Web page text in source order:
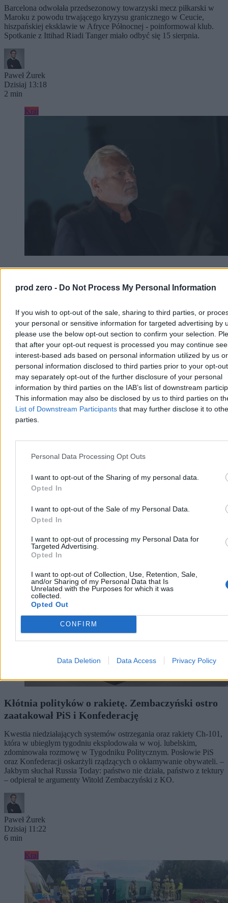
prod zero - Do Not Process My Personal Information
If you wish to opt-out of the sale, sharing to third parties, or
your personal or sensitive information for targeted advertising by
please use the below opt-out section to confirm your selection.
that after your opt-out request is processed you may continue
interest-based ads based on personal information utilized by us or
personal information disclosed to third parties prior to your opt-
may separately opt-out of the further disclosure of your personal
information by third parties on the IAB’s list of downstream
This information may also be disclosed by us to third parties on
List of Downstream Participants that may further disclose it to
parties.
Personal Data Processing Opt Outs
I want to opt-out of the Sharing of my personal data.
Opted In
I want to opt-out of the Sale of my Personal Data.
Opted In
I want to opt-out of processing my Personal Data for
Targeted Advertising.
Opted In
I want to opt-out of Collection, Use, Retention, Sale,
and/or Sharing of my Personal Data that Is
Unrelated with the Purposes for which it was
collected.
Opted Out
CONFIRM
Data Deletion Data Access Privacy Policy
Barcelona odwołała przedsezonowy towarzyski mecz piłkarski w
Maroku z powodu trwającego kryzysu granicznego w Ceucie,
hiszpańskiej eksklawie w Afryce Północnej - poinformował klub.
Spotkanie z Ittihad Riadi Tanger miało odbyć się 15 sierpnia.
Paweł Żurek
Dzisiaj 13:18
2 min
Kraj
To najlepszy prezydent od 1989 roku?
Jednoznaczny wynik sondażu
Polski po 1989 r. był Aleksander Kwaśniewski – wynika z sondażu
przeprowadzonego dla Wirtualnej Polski. Najgorzej w badaniu
wypadł Lech Wałęsa i Wojciech Jaruzelski.
Paweł Żurek
Dzisiaj 12:42
3 min
Reklama
Reklama
Kraj
Kłótnia polityków o rakietę. Zembaczyński ostro
zaatakował PiS i Konfederację
Kwestia niedziałających systemów ostrzegania oraz rakiety Ch-101,
która w ubiegłym tygodniu eksplodowała w woj. lubelskim,
zdominowała rozmowę w Tygodniku Politycznym. Posłowie PiS
oraz Konfederacji oskarżyli rządzących o okłamywanie obywateli. –
Jakbym słuchał Russia Today: państwo nie działa, państwo z tektury
– odpierał te argumenty Witold Zembaczyński z KO.
Paweł Żurek
Dzisiaj 11:22
6 min
Kraj